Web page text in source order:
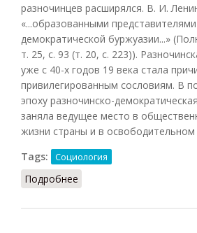
разночинцев расширялся. В. И.
«...образованными
демократической буржуазии...»
т. 25, с. 93 (т. 20, с. 223)).
уже с 40-х годов 19 века стала
привилегированным сословиям. В
эпоху разночинско-
заняла ведущее место в
жизни страны и в освободительном
Tags:
Социология
Подробнее